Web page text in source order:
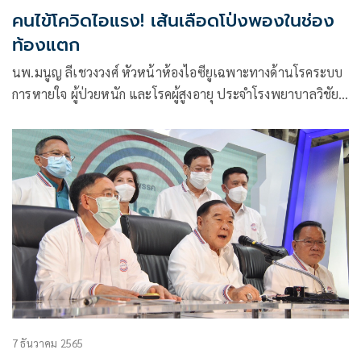
คนไข้โควิดไอแรง! เส้นเลือดโป่งพองในช่อง
ท้องแตก
นพ.มนูญ ลีเชวงวงศ์ หัวหน้าห้องไอซียูเฉพาะทางด้านโรคระบบ
การหายใจ ผู้ป่วยหนัก และโรคผู้สูงอายุ ประจำโรงพยาบาลวิชัย
7 ธันวาคม 2565